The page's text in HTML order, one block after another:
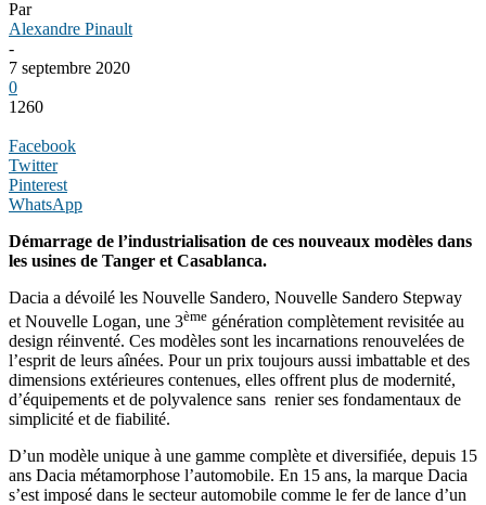
Par
Alexandre Pinault
-
7 septembre 2020
0
1260
Facebook
Twitter
Pinterest
WhatsApp
Démarrage de l’industrialisation de ces nouveaux modèles dans
les usines de Tanger et Casablanca.
Dacia a dévoilé les Nouvelle Sandero, Nouvelle Sandero Stepway
et Nouvelle Logan, une 3ème génération complètement revisitée au
design réinventé. Ces modèles sont les incarnations renouvelées de
l’esprit de leurs aînées. Pour un prix toujours aussi imbattable et des
dimensions extérieures contenues, elles offrent plus de modernité,
d’équipements et de polyvalence sans renier ses fondamentaux de
simplicité et de fiabilité.
D’un modèle unique à une gamme complète et diversifiée, depuis 15
ans Dacia métamorphose l’automobile. En 15 ans, la marque Dacia
s’est imposé dans le secteur automobile comme le fer de lance d’un